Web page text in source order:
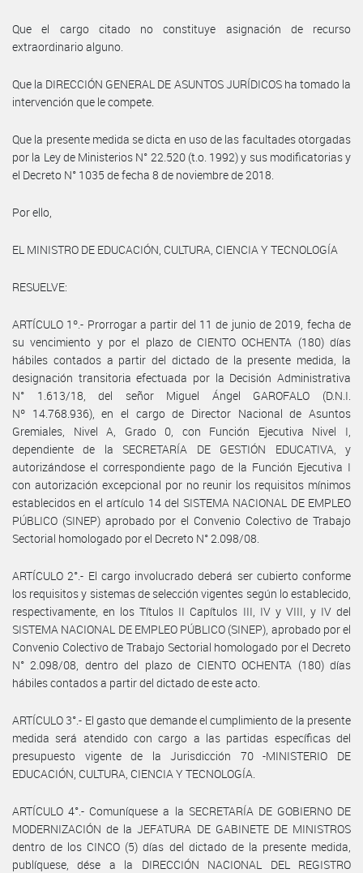
Que el cargo citado no constituye asignación de recurso
extraordinario alguno.
Que la DIRECCIÓN GENERAL DE ASUNTOS JURÍDICOS ha tomado la
intervención que le compete.
Que la presente medida se dicta en uso de las facultades otorgadas
por la Ley de Ministerios N° 22.520 (t.o. 1992) y sus modificatorias y
el Decreto N° 1035 de fecha 8 de noviembre de 2018.
Por ello,
EL MINISTRO DE EDUCACIÓN, CULTURA, CIENCIA Y TECNOLOGÍA
RESUELVE:
ARTÍCULO 1º.- Prorrogar a partir del 11 de junio de 2019, fecha de
su vencimiento y por el plazo de CIENTO OCHENTA (180) días
hábiles contados a partir del dictado de la presente medida, la
designación transitoria efectuada por la Decisión Administrativa
N° 1.613/18, del señor Miguel Ángel GAROFALO (D.N.I.
Nº 14.768.936), en el cargo de Director Nacional de Asuntos
Gremiales, Nivel A, Grado 0, con Función Ejecutiva Nivel I,
dependiente de la SECRETARÍA DE GESTIÓN EDUCATIVA, y
autorizándose el correspondiente pago de la Función Ejecutiva I
con autorización excepcional por no reunir los requisitos mínimos
establecidos en el artículo 14 del SISTEMA NACIONAL DE EMPLEO
PÚBLICO (SINEP) aprobado por el Convenio Colectivo de Trabajo
Sectorial homologado por el Decreto N° 2.098/08.
ARTÍCULO 2°.- El cargo involucrado deberá ser cubierto conforme
los requisitos y sistemas de selección vigentes según lo establecido,
respectivamente, en los Títulos II Capítulos III, IV y VIII, y IV del
SISTEMA NACIONAL DE EMPLEO PÚBLICO (SINEP), aprobado por el
Convenio Colectivo de Trabajo Sectorial homologado por el Decreto
N° 2.098/08, dentro del plazo de CIENTO OCHENTA (180) días
hábiles contados a partir del dictado de este acto.
ARTÍCULO 3°.- El gasto que demande el cumplimiento de la presente
medida será atendido con cargo a las partidas específicas del
presupuesto vigente de la Jurisdicción 70 -MINISTERIO DE
EDUCACIÓN, CULTURA, CIENCIA Y TECNOLOGÍA.
ARTÍCULO 4°.- Comuníquese a la SECRETARÍA DE GOBIERNO DE
MODERNIZACIÓN de la JEFATURA DE GABINETE DE MINISTROS
dentro de los CINCO (5) días del dictado de la presente medida,
publíquese, dése a la DIRECCIÓN NACIONAL DEL REGISTRO